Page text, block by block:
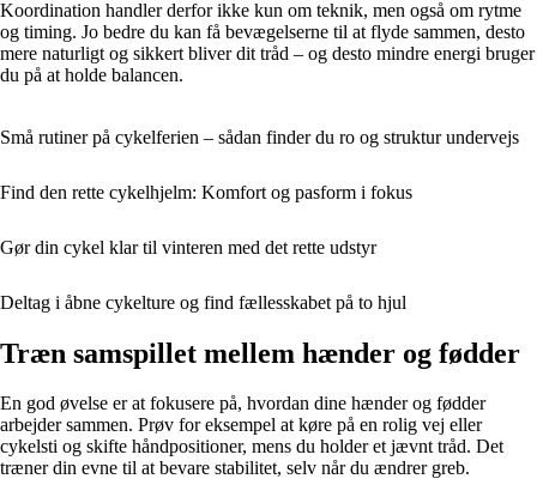
Koordination handler derfor ikke kun om teknik, men også om rytme
og timing. Jo bedre du kan få bevægelserne til at flyde sammen, desto
mere naturligt og sikkert bliver dit tråd – og desto mindre energi bruger
du på at holde balancen.
Små rutiner på cykelferien – sådan finder du ro og struktur undervejs
Find den rette cykelhjelm: Komfort og pasform i fokus
Gør din cykel klar til vinteren med det rette udstyr
Deltag i åbne cykelture og find fællesskabet på to hjul
Træn samspillet mellem hænder og fødder
En god øvelse er at fokusere på, hvordan dine hænder og fødder
arbejder sammen. Prøv for eksempel at køre på en rolig vej eller
cykelsti og skifte håndpositioner, mens du holder et jævnt tråd. Det
træner din evne til at bevare stabilitet, selv når du ændrer greb.